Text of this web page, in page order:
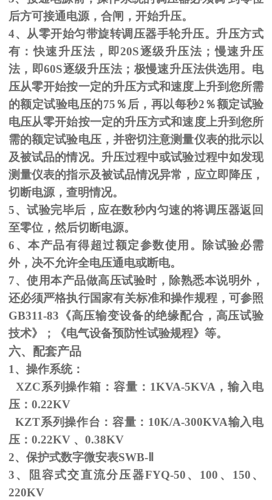
后方可接通电源，合闸，开始升压。
4、从零开始匀带旋转调压器手轮升压。升压方式
有：快速升压法，即20S逐级升压法；慢速升压
法，即60S逐级升压法；极慢速升压法供选用。电
压从零开始按一定的升压方式和速度上升到您所需
的额定试验电压的75％后，再以每秒2％额定试验
电压从零开始按一定的升压方式和速度上升到您所
需的额定试验电压，并密切注意测量仪表的批示以
及被试品的情况。升压过程中或试验过程中如发现
测量仪表的指示及被试品情况异常，应立即降压，
切断电源，查明情况。
5、试验完毕后，应在数秒内匀速的将调压器返回
至零位，然后切断电源。
6、本产品有得超过额定参数使用。除试验必需
外，决不允许全电压通电或断电。
7、使用本产品做高压试验时，除熟悉本说明外，
还必须严格执行国家有关标准和操作规程，可参照
GB311-83 《高压输变设备的绝缘配合，高压试验
技术》；《电气设备预防性试验规程》等。
六、配套产品
1、操作系统：
XZC系列操作箱：容量： 1KVA-5KVA ，输入电
压： 0.22KV
KZT系列操作台：容量： 10K/A-300KVA输入电
压： 0.22KV 、 0.38KV
2、保护式数字微安表SWB-
3、阻容式交直流分压器FYQ-50 、 100 、 150 、
220KV